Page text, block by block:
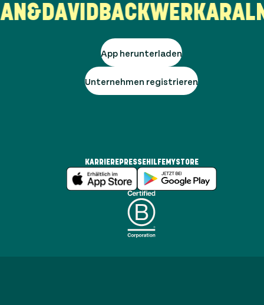
BACKWERKARAL
App herunterladen
Unternehmen registrieren
KARRIEREPRESSEHILFEMYSTORE